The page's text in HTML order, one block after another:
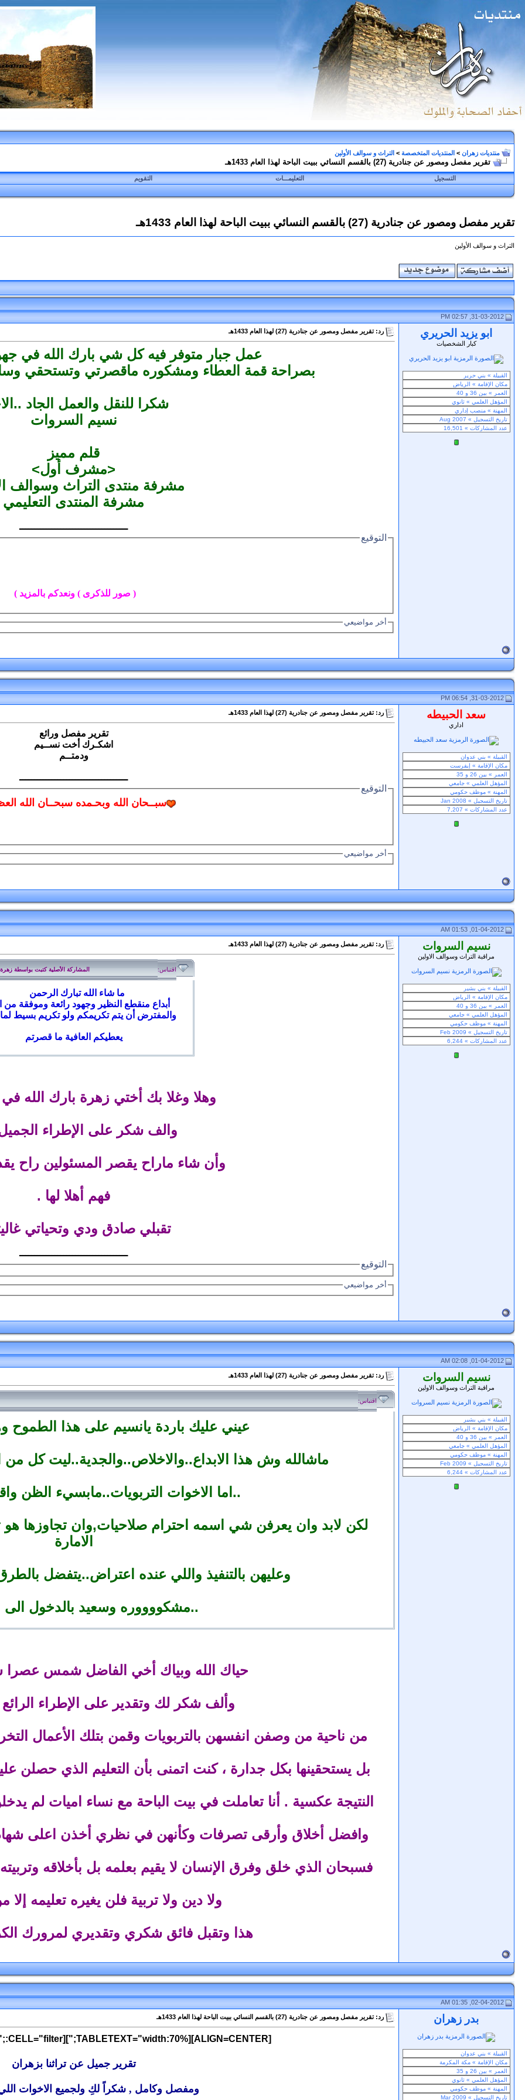
منتديات زهران > المنتديات المتخصصة > التراث و سوالف الأولين
تقرير مفصل ومصور عن جنادرية (27) بالقسم النسائي ببيت الباحة لهذا العام 1433هـ
التسجيل التعليمـــات التقويم
تقرير مفصل ومصور عن جنادرية (27) بالقسم النسائي ببيت الباحة لهذا العام 1433هـ
التراث و سوالف الأولين
31-03-2012, 02:57 PM
ابو يزيد الحريري
كبار الشخصيات
رد: تقرير مفصل ومصور عن جنادرية (27) لهذا العام 1433هـ
عمل جبار متوفر فيه كل شي بارك الله في
بصراحة قمة العطاء ومشكوره ماقصرتي وتستحقي
شكرا للنقل والعمل الجاد
نسيم السروات
قلم مميز
<مشرف أول>
مشرفة منتدى التراث وسوالف
مشرفة المنتدى التعليمي
ـــــــــــــــــــــــــــــــــــــ
التوقيع
( صور للذكرى ) ونعدكم بالمزيد )
أخر مواضيعي
31-03-2012, 06:54 PM
سعد الحبيطه
اداري
رد: تقرير مفصل ومصور عن جنادرية (27) لهذا العام 1433هـ
تقرير مفصل ورائع
اشكـرك أخت نســيم
ودمتــم
ـــــــــــــــــــــــــــــــــــــ
التوقيع
سبــحان الله وبحـمده سبحــان الله
أخر مواضيعي
01-04-2012, 01:53 AM
نسيم السروات
مراقبة التراث وسوالف الاولين
رد: تقرير مفصل ومصور عن جنادرية (27) لهذا العام 1433هـ
اقتباس: المشاركة الأصلية كتبت بواسطة
ما شاء الله تبارك الرحمن
أبداع منقطع النظير وجهود رائعة وموفقة من
والمفترض أن يتم تكريمكم ولو تكريم بسيط لما
يعطيكم العافية ما قصرتم
وهلا وغلا بك أختي زهرة بارك الله في
والف شكر على الإطراء
وأن شاء ماراح يقصر المسئولين راح
فهم أهلا لها .
تقبلي صادق ودي وتحياتي
ـــــــــــــــــــــــــــــــــــــ
التوقيع
أخر مواضيعي
01-04-2012, 02:08 AM
نسيم السروات
مراقبة التراث وسوالف الاولين
رد: تقرير مفصل ومصور عن جنادرية (27) لهذا العام 1433هـ
اقتباس:
عيني عليك باردة يانسيم على هذا الطموح
ماشالله وش هذا الابداع..والاخلاص..والجدية..ليت كل
اما الاخوات التربويات..مابسيء الظن واقول يبغالهن تربيه..
لكن لابد وان يعرفن شي اسمه احترام صلاحيات,وان تجاوزها
الامارة
وعليهن بالتنفيذ واللي عنده اعتراض..يتفضل
مشكووووره وسعيد بالدخول الى متصفحك..
حياك الله وبياك أخي الفاضل شمس
وألف شكر لك وتقدير على الإطراء
من ناحية من وصفن انفسهن بالتربويات وقمن بتلك الأعمال
بل يستحقينها بكل جدارة ، كنت اتمنى بأن التعليم الذي حصلن
النتيجة عكسية . أنا تعاملت في بيت الباحة مع نساء اميات لم
وافضل أخلاق وأرقى تصرفات وكأنهن في نظري أخذن اعلى
فسبحان الذي خلق وفرق الإنسان لا يقيم بعلمه بل بأخلاقه
ولا دين ولا تربية فلن يغيره تعليمه
هذا وتقبل فائق شكري وتقديري لمرورك
02-04-2012, 01:35 AM
بدر زهران رد: تقرير مفصل ومصور عن جنادرية (27) بالقسم النسائي ببيت الباحة لهذا العام 1433هـ
[ALIGN=CENTER][TABLETEXT="width:70%;"][CELL="filter:;"]
تقرير جميل عن تراثنا بزهران
ومفصل وكامل , شكراً لكِ ولجميع الاخوات